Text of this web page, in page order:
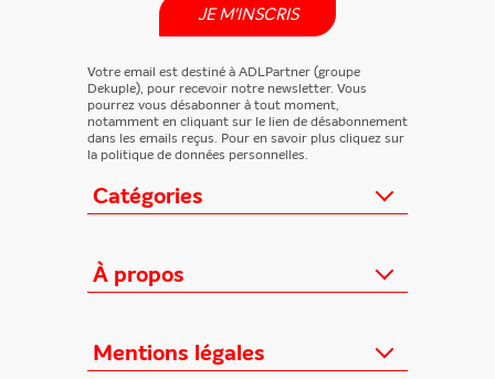
Catégories
Loisirs/Culture
TV/Vie pratique
À propos
Qui sommes-nous ?
Mentions légales
JE M'INSCRIS
Votre email est destiné à ADLPartner (groupe
Dekuple), pour recevoir notre newsletter. Vous
pourrez vous désabonner à tout moment,
notamment en cliquant sur le lien de désabonnement
dans les emails reçus. Pour en savoir plus cliquez sur
la politique de données personnelles.